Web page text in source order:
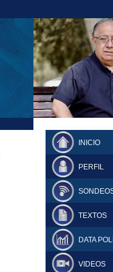
FERNANDO
DOMINGO
INICIO
PERFIL
TEXTOS
DATA
VIDEOS